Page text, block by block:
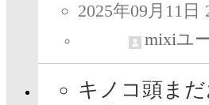
2025年09月11日
mixiユ
キノコ頭ま